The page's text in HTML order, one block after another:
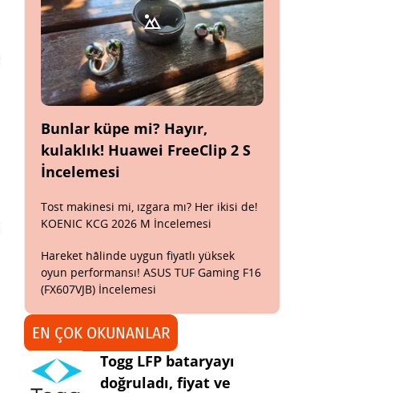
Bunlar küpe mi? Hayır,
kulaklık! Huawei FreeClip 2 S
İncelemesi
Tost makinesi mi, ızgara mı? Her ikisi de!
KOENIC KCG 2026 M İncelemesi
Hareket hâlinde uygun fiyatlı yüksek
oyun performansı! ASUS TUF Gaming F16
(FX607VJB) İncelemesi
EN ÇOK OKUNANLAR
Togg LFP bataryayı
doğruladı, fiyat ve